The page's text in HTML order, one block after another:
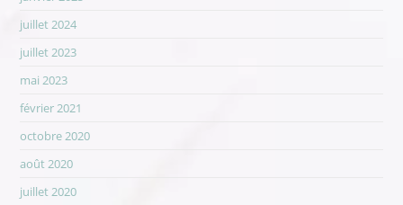
juillet 2024
juillet 2023
mai 2023
février 2021
octobre 2020
août 2020
juillet 2020